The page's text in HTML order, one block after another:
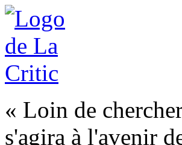
« Loin de
s'agira à l'avenir